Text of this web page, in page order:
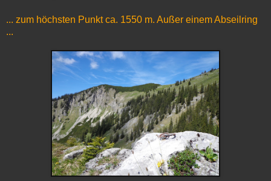
... zum höchsten Punkt ca. 1550 m. Außer einem Abseilring
...